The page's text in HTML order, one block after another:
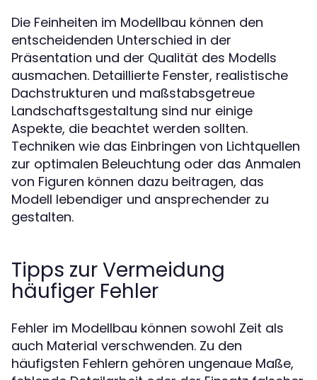
Die Feinheiten im Modellbau können den
entscheidenden Unterschied in der
Präsentation und der Qualität des Modells
ausmachen. Detaillierte Fenster, realistische
Dachstrukturen und maßstabsgetreue
Landschaftsgestaltung sind nur einige
Aspekte, die beachtet werden sollten.
Techniken wie das Einbringen von Lichtquellen
zur optimalen Beleuchtung oder das Anmalen
von Figuren können dazu beitragen, das
Modell lebendiger und ansprechender zu
gestalten.
Tipps zur Vermeidung
häufiger Fehler
Fehler im Modellbau können sowohl Zeit als
auch Material verschwenden. Zu den
häufigsten Fehlern gehören ungenaue Maße,